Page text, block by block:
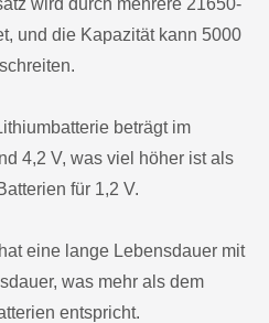
und die Kapazität kann 5000
beträgt im
4,2 V, was viel höher ist als
für 1,2 V.
eine lange Lebensdauer mit
was mehr als dem
entspricht.